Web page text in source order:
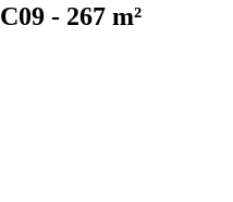
- 267 m²